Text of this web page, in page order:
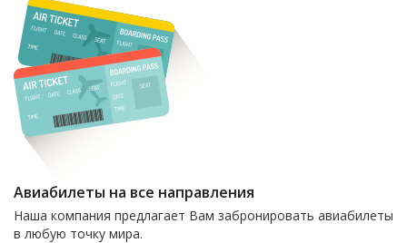
Авиабилеты на все направления
Наша компания предлагает Вам забронировать авиабилеты
в любую точку мира.